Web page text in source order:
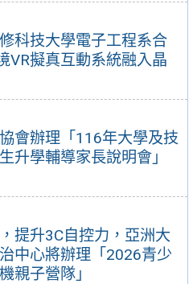
科技大學電子工程系合
VR擬真互動系統融入晶
會辦理「116年大學及技
升學輔導家長說明會」
提升3C自控力，亞洲大
中心將辦理「2026青少
親子營隊」